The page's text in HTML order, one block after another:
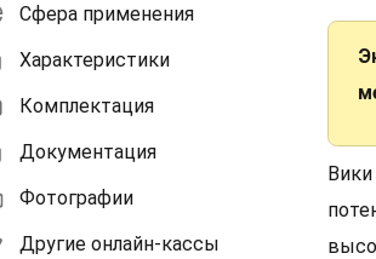
Сфера применения
Характеристики
Комплектация
Документация
Фотографии
Другие онлайн-кассы